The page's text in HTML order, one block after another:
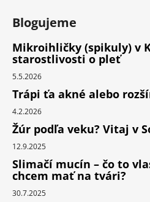
Blogujeme
Mikroihličky (spikuly) v
starostlivosti o pleť
5.5.2026
Trápi ťa akné alebo
4.2.2026
Žúr podľa veku? Vitaj v
12.9.2025
Slimačí mucín – čo to
chcem mať na tvári?
30.7.2025